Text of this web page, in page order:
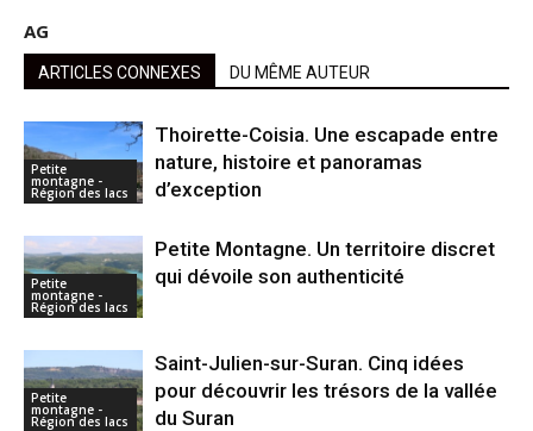
AG
ARTICLES CONNEXES DU MÊME AUTEUR
Petite
montagne -
Région des lacs
Thoirette-Coisia. Une escapade entre
nature, histoire et panoramas
d’exception
Petite
montagne -
Région des lacs
Petite Montagne. Un territoire discret
qui dévoile son authenticité
Petite
montagne -
Région des lacs
Saint-Julien-sur-Suran. Cinq idées
pour découvrir les trésors de la vallée
du Suran